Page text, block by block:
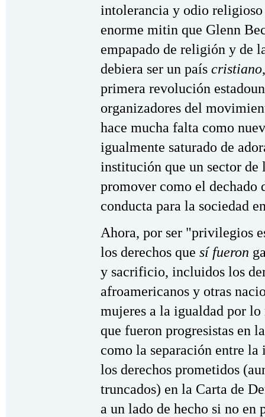
intolerancia y odio
enorme mitin que Glenn
empapado de religión y de
debiera ser un país cristiano
primera revolución
organizadores del
hace mucha falta como
igualmente saturado de
institución que un sector de
promover como el dechado
conducta para la sociedad
Ahora, por ser "privilegios
los derechos que sí fueron
y sacrificio, incluidos los
afroamericanos y otras
mujeres a la igualdad por
que fueron progresistas en
como la separación entre la
los derechos prometidos
truncados) en la Carta de
a un lado de hecho si no en